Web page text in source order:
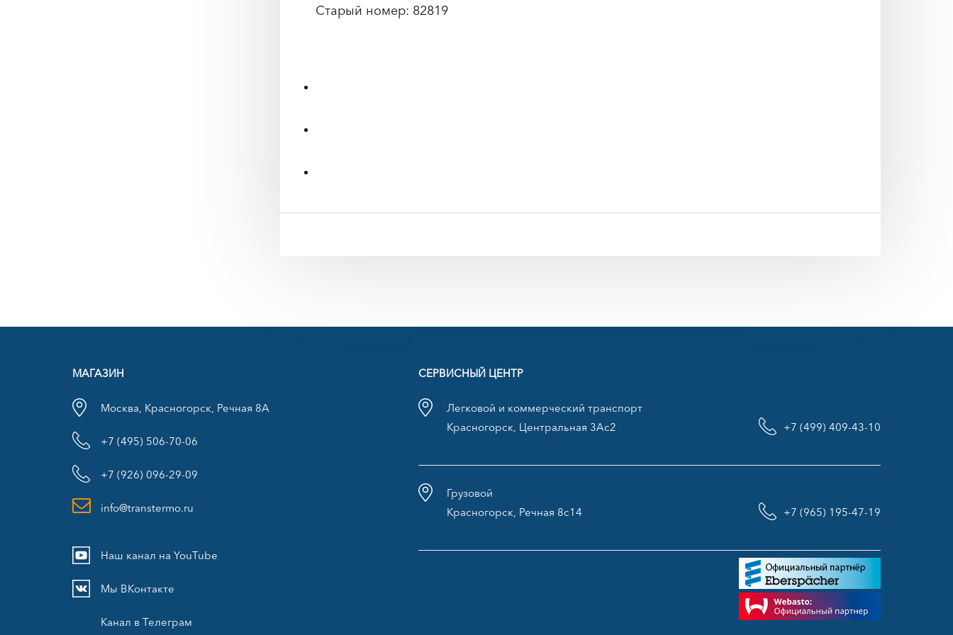
Старый номер: 82819
МАГАЗИН
Москва, Красногорск, Речная 8А
+7 (495) 506-70-06
+7 (926) 096-29-09
info@transtermo.ru
Наш канал на YouTube
Мы ВКонтакте
Канал в Телеграм
СЕРВИСНЫЙ ЦЕНТР
Легковой и коммерческий транспорт
Красногорск, Центральная 3Ас2
+7 (499) 409-43-10
Грузовой
Красногорск, Речная 8с14
+7 (965) 195-47-19